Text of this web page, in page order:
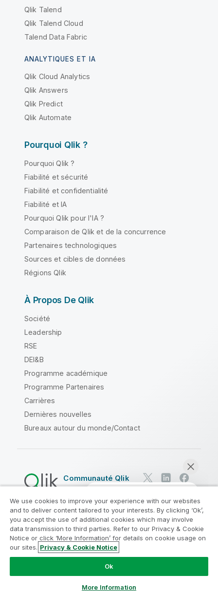
Discuter maintenant
Qlik Talend
Qlik Talend Cloud
Talend Data Fabric
ANALYTIQUES ET IA
Qlik Cloud Analytics
Qlik Answers
Qlik Predict
Qlik Automate
Pourquoi Qlik ?
Pourquoi Qlik ?
Fiabilité et sécurité
Fiabilité et confidentialité
Fiabilité et IA
Pourquoi Qlik pour l'IA ?
Comparaison de Qlik et de la concurrence
Partenaires technologiques
Sources et cibles de données
Régions Qlik
À Propos De Qlik
Société
Leadership
RSE
DEI&B
Programme académique
Programme Partenaires
Carrières
Dernières nouvelles
Bureaux autour du monde/Contact
Communauté Qlik
Contrats juridiques
Conditions d'utilisation des produits
Legal Policies
Conditions légales
Conditions d'utilisation
Marques
Do Not Share My Info
Copyright © 1993-2026 QlikTech International AB. Tous
We use cookies to improve your experience with our websites
and to deliver content tailored to your interests. By clicking ‘Ok’,
you accept the use of additional cookies which may involve
data transmission to third parties. Refer to our Privacy & Cookie
Notice or click ‘More Information’ for details on cookie usage on
our sites. Privacy & Cookie Notice
Ok
More Information